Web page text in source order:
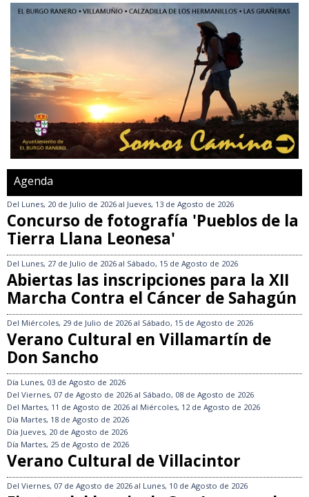
Agenda
Del Lunes, 20 de Julio de 2026 al Jueves, 13 de Agosto de 2026
Concurso de fotografía 'Pueblos de la
Tierra Llana Leonesa'
Del Lunes, 27 de Julio de 2026 al Sábado, 15 de Agosto de 2026
Abiertas las inscripciones para la XII
Marcha Contra el Cáncer de Sahagún
Del Miércoles, 29 de Julio de 2026 al Sábado, 15 de Agosto de 2026
Verano Cultural en Villamartín de
Don Sancho
Día Lunes, 03 de Agosto de 2026
Del Viernes, 07 de Agosto de 2026 al Sábado, 08 de Agosto de 2026
Del Martes, 11 de Agosto de 2026 al Miércoles, 12 de Agosto de 2026
Día Martes, 18 de Agosto de 2026
Día Jueves, 20 de Agosto de 2026
Día Martes, 25 de Agosto de 2026
Verano Cultural de Villacintor
Del Viernes, 07 de Agosto de 2026 al Lunes, 10 de Agosto de 2026